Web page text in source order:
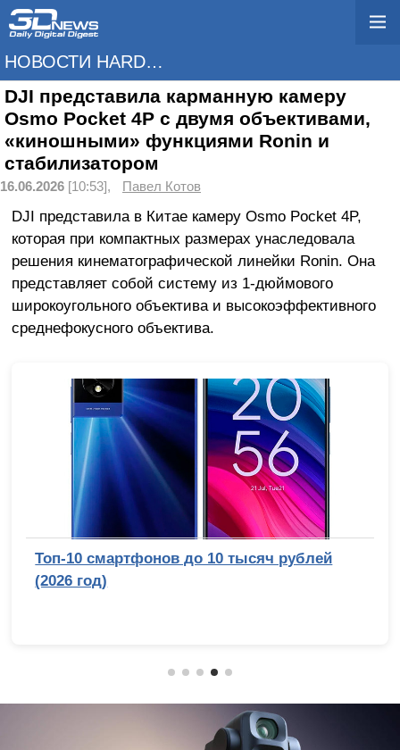
НОВОСТИ HARDWARE
DJI представила карманную камеру
Osmo Pocket 4P с двумя объективами,
«киношными» функциями Ronin и
стабилизатором
16.06.2026 [10:53], Павел Котов
DJI представила в Китае камеру Osmo Pocket 4P,
которая при компактных размерах унаследовала
решения кинематографической линейки Ronin. Она
представляет собой систему из 1-дюймового
широкоугольного объектива и высокоэффективного
среднефокусного объектива.
Обзор беззеркальной камеры Sony Alpha 7
V: эволюция с человеческим лицом